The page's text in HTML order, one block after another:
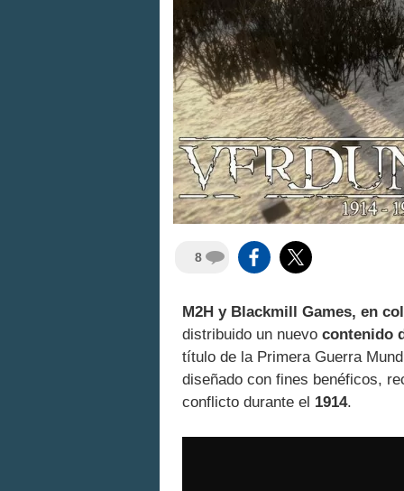
8
M2H y Blackmill Games, en
distribuido un nuevo contenido
título de la Primera Guerra
diseñado con fines benéficos,
conflicto durante el 1914.